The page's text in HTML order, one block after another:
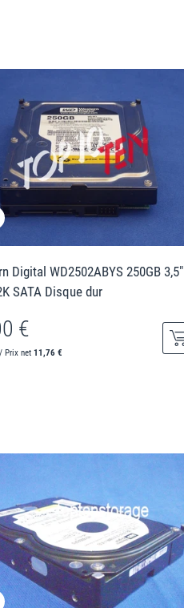
Digital WD2502ABYS 250GB 3,5"
SATA Disque dur
€
Prix net 11,76 €